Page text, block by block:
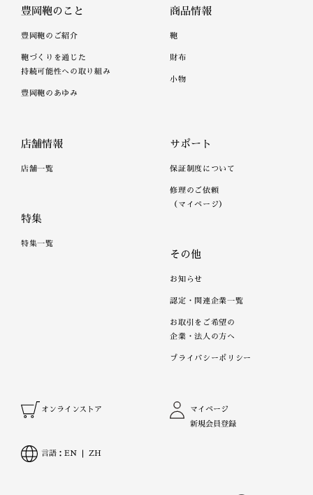
豊岡鞄のこと
豊岡鞄のご紹介
鞄づくりを通じた
持続可能性への取り組み
豊岡鞄のあゆみ
商品情報
鞄
財布
小物
店舗情報
店舗一覧
特集
特集一覧
サポート
保証制度について
修理のご依頼
（マイページ）
その他
お知らせ
認定・関連企業一覧
お取引をご希望の
企業・法人の方へ
プライバシーポリシー
オンラインストア
マイページ
新規会員登録
言語： EN ZH